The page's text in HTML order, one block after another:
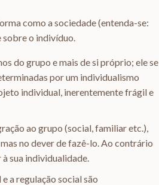
como a sociedade (entenda-se:
o indivíduo.
do grupo e mais de si próprio; ele se
por um individualismo
individual, inerentemente frágil e
ao grupo (social, familiar etc.),
no dever de fazê-lo. Ao contrário
sua individualidade.
a regulação social são